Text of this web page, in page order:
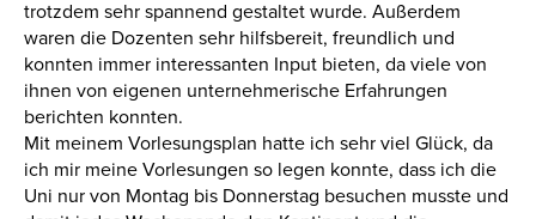
trotzdem sehr spannend gestaltet wurde. Außerdem
waren die Dozenten sehr hilfsbereit, freundlich und
konnten immer interessanten Input bieten, da viele von
ihnen von eigenen unternehmerische Erfahrungen
berichten konnten.
Mit meinem Vorlesungsplan hatte ich sehr viel Glück, da
ich mir meine Vorlesungen so legen konnte, dass ich die
Uni nur von Montag bis Donnerstag besuchen musste und